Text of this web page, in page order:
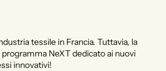
tessile in Francia. Tuttavia, la
NeXT dedicato ai nuovi
innovativi!